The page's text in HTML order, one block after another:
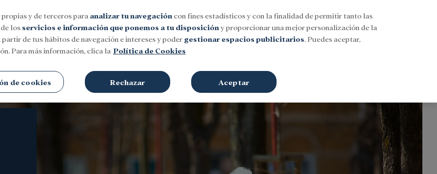
Iniciar sesión Buscar
SocialInvestigación y becasCultura
y de terceros para analizar tu navegación con fines estadísticos y con la finalidad de permitir tanto las
los servicios e información que ponemos a tu disposición y proporcionar una mejor personalización de la
de tus hábitos de navegación e intereses y poder gestionar espacios publicitarios. Puedes aceptar,
Para más información, clica la Política de Cookies
de cookies Rechazar Aceptar